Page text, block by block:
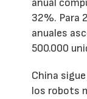
anual
32%. Para
anuales
500.000
China
los robots